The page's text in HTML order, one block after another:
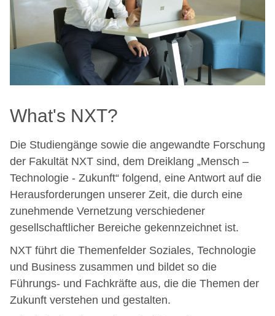
What's NXT?
Die Studiengänge sowie die angewandte Forschung
der Fakultät NXT sind, dem Dreiklang „Mensch –
Technologie - Zukunft“ folgend, eine Antwort auf die
Herausforderungen unserer Zeit, die durch eine
zunehmende Vernetzung verschiedener
gesellschaftlicher Bereiche gekennzeichnet ist.
NXT führt die Themenfelder Soziales, Technologie
und Business zusammen und bildet so die
Führungs- und Fachkräfte aus, die die Themen der
Zukunft verstehen und gestalten.